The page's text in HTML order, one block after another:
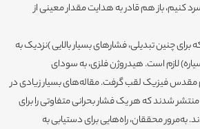
باز هم قادر به هدایت مقدار معینی از
چنین تبدیلی، فشارهای بسیار بالایی )نزدیک به
لازم است. هیدروژن فلزی، به سودای
مقدس فیزیک لقب گرفت. مقاله‌های بسیار زیادی در
شدند که هر یک فشار بحرانی متفاوتی را برای
به‌مرور محققان، راه‌هایی برای دستیابی به